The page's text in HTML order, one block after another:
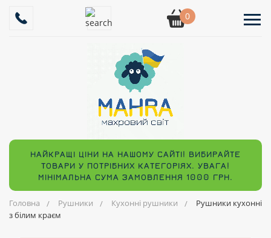
0
НАЙКРАЩІ ЦІНИ НА НАШОМУ САЙТІ! ВИБИРАЙТЕ
ТОВАРИ У ПОТРІБНИХ КАТЕГОРІЯХ. УВАГА!
МІНІМАЛЬНА СУМА ЗАМОВЛЕННЯ 1000 ГРН.
Головна Рушники Кухонні рушники
Рушники кухонні
з білим краєм